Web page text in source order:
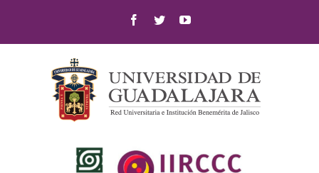
content
Facebook
TwitterYouTube